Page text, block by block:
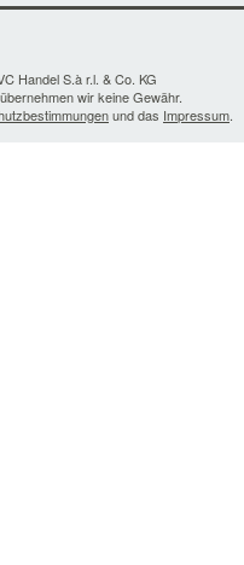
Handel S.à r.l. & Co. KG
wir keine Gewähr.
und das Impressum.